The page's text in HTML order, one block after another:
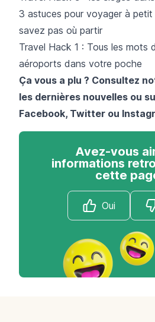
3 astuces pour voyager à
savez pas où partir
Travel Hack 1 : Tous les mots
aéroports dans votre poche
Ça vous a plu ? Consultez
les dernières nouvelles ou
Facebook, Twitter ou
Avez-vous
informations
cette
Oui